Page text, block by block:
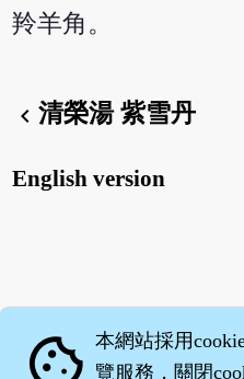
羚羊角。
chevron_left清榮湯 紫雪丹
English version
cookie 本網站採用
覽服務，關閉